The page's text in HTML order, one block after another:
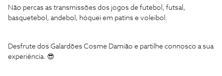
Não percas as transmissões dos jogos de futebol, futsal,
basquetebol, andebol, hóquei em patins e voleibol.
Desfrute dos Galardões Cosme Damião e partilhe connosco a sua
experiência. 😎